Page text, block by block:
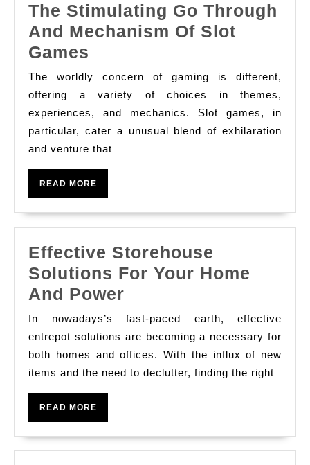
Want
For
Pay
Back
The Stimulating Go Through
And Mechanism Of Slot
Games
Stimulating
Go
Through
And
Mechanism
Of
Slot
Games
The worldly concern of gaming is different,
offering a variety of choices in themes,
experiences, and mechanics. Slot games, in
particular, cater a unusual blend of exhilaration
and venture that
READ MORE
Effective Storehouse
Solutions For Your Home
And Power
Storehouse
Solutions
For
Your
Power
In nowadays’s fast-paced earth, effective
entrepot solutions are becoming a necessary for
both homes and offices. With the influx of new
items and the need to declutter, finding the right
READ MORE